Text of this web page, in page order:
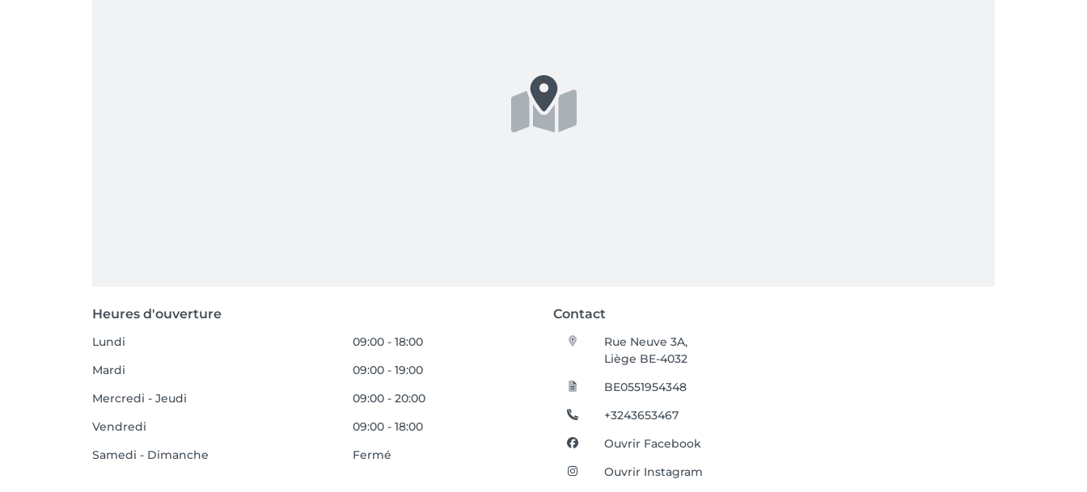
Heures d'ouverture Contact
Lundi
09:00 - 18:00
Mardi
09:00 - 19:00
Mercredi - Jeudi
09:00 - 20:00
Vendredi
09:00 - 18:00
Samedi - Dimanche
Fermé
Rue Neuve 3A,
Liège BE-4032
BE0551954348
+3243653467
Ouvrir Facebook
Ouvrir Instagram